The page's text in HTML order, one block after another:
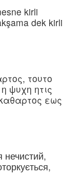
kirli
dek kirli
τουτο
ψυχη ητις
εως
нечистий,